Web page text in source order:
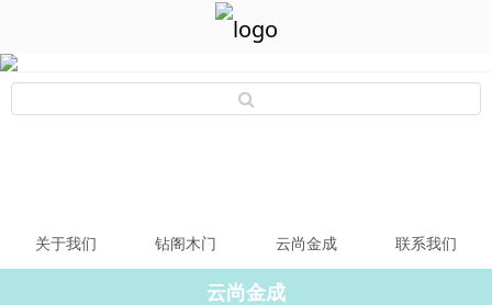
关于我们 钻阁木门 云尚金成 联系我们
云尚金成